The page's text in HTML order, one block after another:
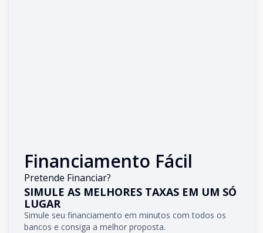
Financiamento Fácil
Pretende Financiar?
SIMULE AS MELHORES TAXAS EM UM SÓ
LUGAR
Simule seu financiamento em minutos com todos os
bancos e consiga a melhor proposta.